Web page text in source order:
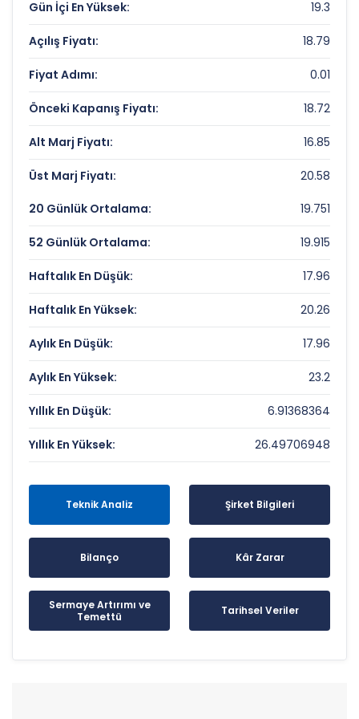
AHES GMYO Rekorlar ve Önemli Seviyeler
Bugün Gördüğü En Yüksek Fiyat:
Son 1 Yılın Zirvesi:
26.49706948 TL
Son 1 Yılın Dibi:
6.91368364 TL
Gün İçi En Yüksek: 19.3
Açılış Fiyatı: 18.79
Fiyat Adımı: 0.01
Önceki Kapanış Fiyatı: 18.72
Alt Marj Fiyatı: 16.85
Üst Marj Fiyatı: 20.58
20 Günlük Ortalama: 19.751
52 Günlük Ortalama: 19.915
Haftalık En Düşük: 17.96
Haftalık En Yüksek: 20.26
Aylık En Düşük: 17.96
Aylık En Yüksek: 23.2
Yıllık En Düşük: 6.91368364
Yıllık En Yüksek: 26.49706948
Teknik Analiz Şirket Bilgileri
Bilanço Kâr Zarar
Sermaye Artırımı ve
Temettü
Tarihsel Veriler